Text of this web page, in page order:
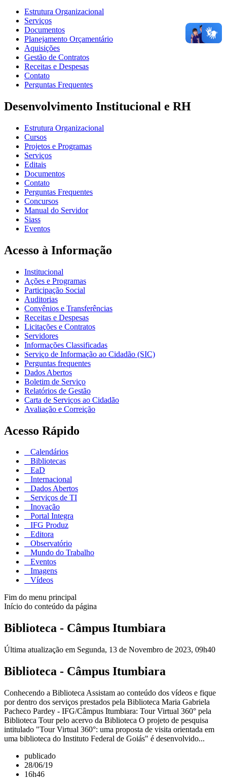
Estrutura Organizacional
Serviços
Documentos
Planejamento Orçamentário
Aquisições
Gestão de Contratos
Receitas e Despesas
Contato
Perguntas Frequentes
Desenvolvimento Institucional e RH
Estrutura Organizacional
Cursos
Projetos e Programas
Serviços
Editais
Documentos
Contato
Perguntas Frequentes
Concursos
Manual do Servidor
Siass
Eventos
Acesso à Informação
Institucional
Ações e Programas
Participação Social
Auditorias
Convênios e Transferências
Receitas e Despesas
Licitações e Contratos
Servidores
Informações Classificadas
Serviço de Informação ao Cidadão (SIC)
Perguntas frequentes
Dados Abertos
Boletim de Serviço
Relatórios de Gestão
Carta de Serviços ao Cidadão
Avaliação e Correição
Acesso Rápido
Calendários
Bibliotecas
EaD
Internacional
Dados Abertos
Serviços de TI
Inovação
Portal Integra
IFG Produz
Editora
Observatório
Mundo do Trabalho
Eventos
Imagens
Vídeos
Fim do menu principal
Início do conteúdo da página
Biblioteca - Câmpus Itumbiara
Última atualização em Segunda, 13 de Novembro de 2023, 09h40
Biblioteca - Câmpus Itumbiara
Conhecendo a Biblioteca Assistam ao conteúdo dos vídeos e fique
por dentro dos serviços prestados pela Biblioteca Maria Gabriela
Pacheco Pardey - IFG/Câmpus Itumbiara: Tour Virtual 360° pela
Biblioteca Tour pelo acervo da Biblioteca O projeto de pesquisa
intitulado "Tour Virtual 360°: uma proposta de visita orientada em
uma biblioteca do Instituto Federal de Goiás" é desenvolvido...
publicado
28/06/19
16h46